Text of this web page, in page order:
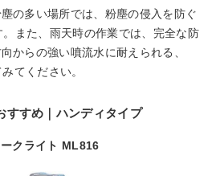
の多い場所では、粉塵の侵入を防ぐ
また、雨天時の作業では、完全な防
からの強い噴流水に耐えられる、
てください。
すすめ｜ハンディタイプ
クライト ML816